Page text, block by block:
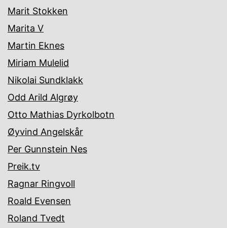
Marit Stokken
Marita V
Martin Eknes
Miriam Mulelid
Nikolai Sundklakk
Odd Arild Algrøy
Otto Mathias Dyrkolbotn
Øyvind Angelskår
Per Gunnstein Nes
Preik.tv
Ragnar Ringvoll
Roald Evensen
Roland Tvedt